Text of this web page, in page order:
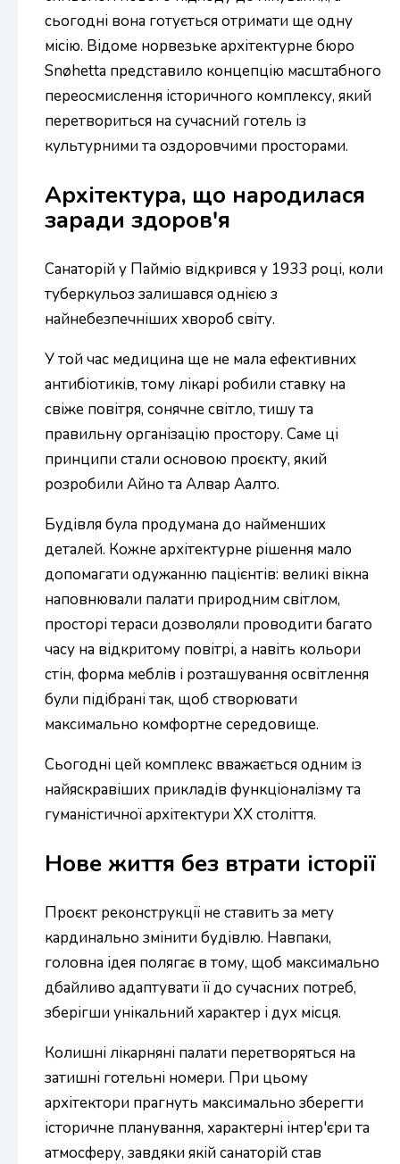
сьогодні вона готується отримати ще одну
місію. Відоме норвезьке архітектурне бюро
Snøhetta представило концепцію масштабного
переосмислення історичного комплексу, який
перетвориться на сучасний готель із
культурними та оздоровчими просторами.
Архітектура, що народилася
заради здоров'я
Санаторій у Пайміо відкрився у 1933 році, коли
туберкульоз залишався однією з
найнебезпечніших хвороб світу.
У той час медицина ще не мала ефективних
антибіотиків, тому лікарі робили ставку на
свіже повітря, сонячне світло, тишу та
правильну організацію простору. Саме ці
принципи стали основою проєкту, який
розробили Айно та Алвар Аалто.
Будівля була продумана до найменших
деталей. Кожне архітектурне рішення мало
допомагати одужанню пацієнтів: великі вікна
наповнювали палати природним світлом,
просторі тераси дозволяли проводити багато
часу на відкритому повітрі, а навіть кольори
стін, форма меблів і розташування освітлення
були підібрані так, щоб створювати
максимально комфортне середовище.
Сьогодні цей комплекс вважається одним із
найяскравіших прикладів функціоналізму та
гуманістичної архітектури XX століття.
Нове життя без втрати історії
Проєкт реконструкції не ставить за мету
кардинально змінити будівлю. Навпаки,
головна ідея полягає в тому, щоб максимально
дбайливо адаптувати її до сучасних потреб,
зберігши унікальний характер і дух місця.
Колишні лікарняні палати перетворяться на
затишні готельні номери. При цьому
архітектори прагнуть максимально зберегти
історичне планування, характерні інтер'єри та
атмосферу, завдяки якій санаторій став